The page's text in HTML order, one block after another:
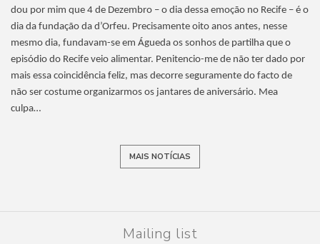
dou por mim que 4 de Dezembro – o dia dessa emoção no Recife – é o
dia da fundação da d’Orfeu. Precisamente oito anos antes, nesse
mesmo dia, fundavam-se em Águeda os sonhos de partilha que o
episódio do Recife veio alimentar. Penitencio-me de não ter dado por
mais essa coincidência feliz, mas decorre seguramente do facto de
não ser costume organizarmos os jantares de aniversário. Mea
culpa…
MAIS NOTÍCIAS
Mailing list